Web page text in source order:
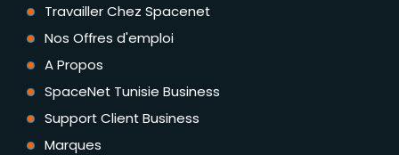
Travailler Chez Spacenet
Nos Offres d'emploi
A Propos
SpaceNet Tunisie Business
Support Client Business
Marques